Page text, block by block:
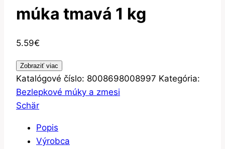
múka tmavá 1 kg
5.59€
Zobraziť viac
Katalógové číslo: 8008698008997 Kategória:
Bezlepkové múky a zmesi
Schär
Popis
Výrobca